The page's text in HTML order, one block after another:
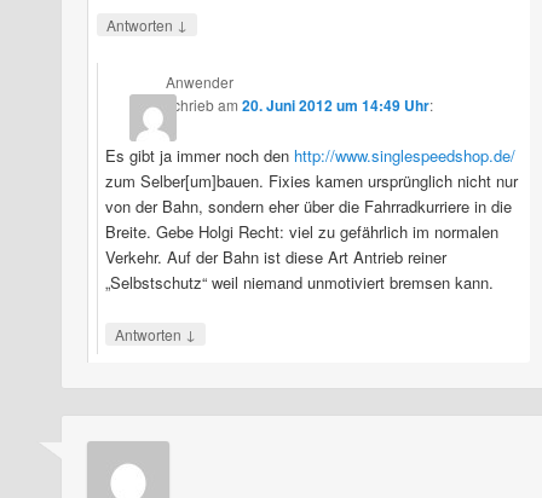
Antworten ↓
Anwender
schriebam20. Juni 2012 um 14:49 Uhr:
Es gibt ja immer noch den http://www.singlespeedshop.de/
zum Selber[um]bauen. Fixies kamen ursprünglich nicht nur
von der Bahn, sondern eher über die Fahrradkurriere in die
Breite. Gebe Holgi Recht: viel zu gefährlich im normalen
Verkehr. Auf der Bahn ist diese Art Antrieb reiner
„Selbstschutz“ weil niemand unmotiviert bremsen kann.
Antworten ↓